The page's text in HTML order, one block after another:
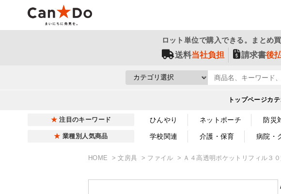
ロット単位で購入できる。まとめ
送料当社負担 請求書後
トップページカ
注目のキーワード ひんやり ネットポーチ 防災
業種別人気商品 学校関連 介護・保育 病院・
HOME 文房具 ファイル Ａ４高透明ポケットリフィル３０